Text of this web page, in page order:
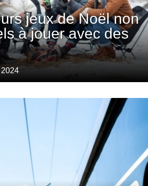
jeux de Noël non
à jouer avec des